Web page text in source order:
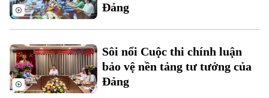
Đảng
Sôi nổi Cuộc thi chính luận
bảo vệ nền tảng tư tưởng của
Đảng